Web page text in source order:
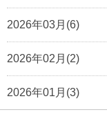
2026年03月(6)
2026年02月(2)
2026年01月(3)